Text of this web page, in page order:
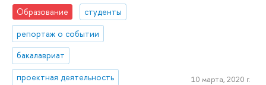
Образование
студенты
репортаж о событии
бакалавриат
проектная деятельность
10 марта, 2020 г.